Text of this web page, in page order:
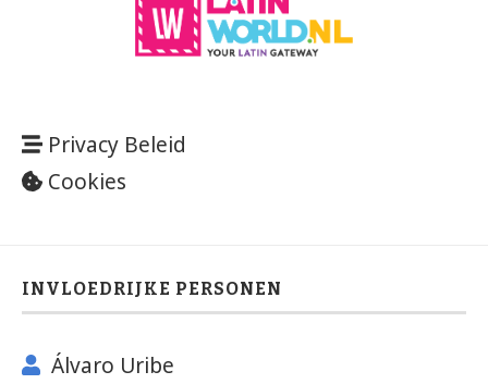
Privacy Beleid
Cookies
INVLOEDRIJKE PERSONEN
Álvaro Uribe